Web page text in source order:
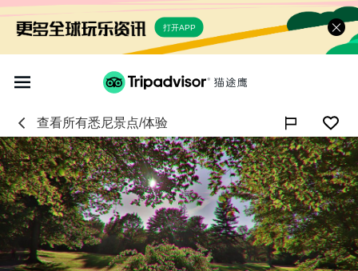
打开APP
查看所有悉尼景点/体验